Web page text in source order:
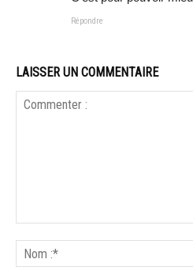
Répondre
LAISSER UN COMMENTAIRE